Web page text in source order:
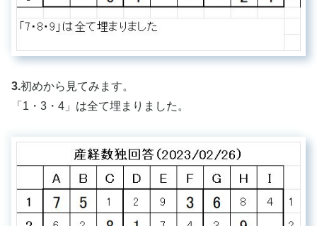
3.初めから見てみます。
「1・3・4」は全て埋まりました。